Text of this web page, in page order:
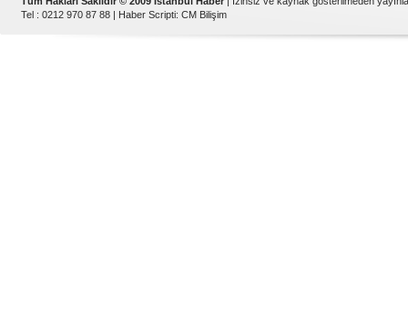
Tel : 0212 970 87 88 | Haber Scripti: CM Bilişim